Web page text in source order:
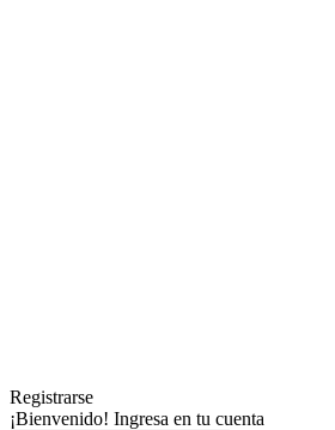
Registrarse
¡Bienvenido! Ingresa en tu cuenta